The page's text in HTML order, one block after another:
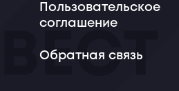
Пользовательское
соглашение
Обратная связь